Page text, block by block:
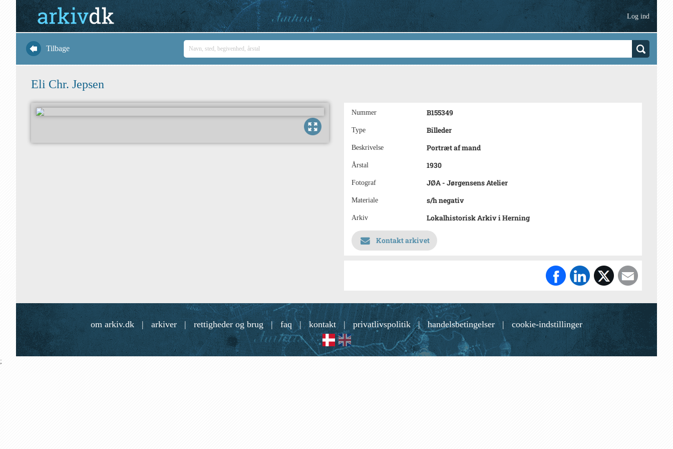
Log ind
Tilbage
Eli Chr. Jepsen
Nummer B155349
Type Billeder
Beskrivelse Portræt af mand
Årstal 1930
Fotograf JØA - Jørgensens Atelier
Materiale s/h negativ
Arkiv Lokalhistorisk Arkiv i Herning
Kontakt arkivet
om arkiv.dk | arkiver | rettigheder og brug | faq | kontakt | privatlivspolitik | handelsbetingelser | cookie-indstillinger
;